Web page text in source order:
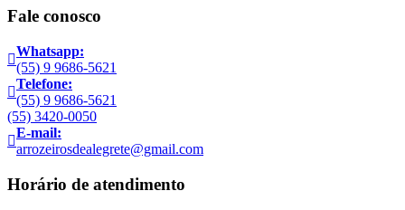
Fale conosco
Whatsapp:
(55) 9 9686-5621
Telefone:
(55) 9 9686-5621
(55) 3420-0050
E-mail:
arrozeirosdealegrete@gmail.com
Horário de atendimento